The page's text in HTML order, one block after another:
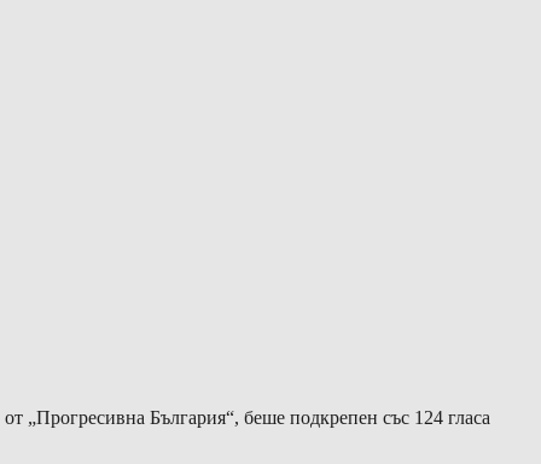
„Прогресивна България“, беше подкрепен със 124 гласа